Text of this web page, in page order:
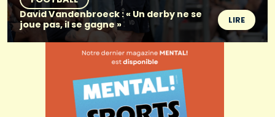
David Vandenbroeck : « Un derby ne se
joue pas, il se gagne »
LIRE